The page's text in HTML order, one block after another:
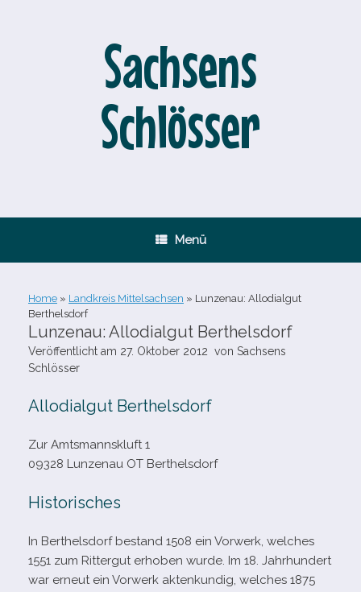
Sachsens
Schlösser
Menü
Home » Landkreis Mittelsachsen » Lunzenau: Allodialgut
Berthelsdorf
Lunzenau: Allodialgut Berthelsdorf
Veröffentlicht am 27. Oktober 2012 von Sachsens
Schlösser
Allodialgut Berthelsdorf
Zur Amtsmannskluft 1
09328 Lunzenau OT Berthelsdorf
Historisches
In Berthelsdorf bestand 1508 ein Vorwerk, wel­ches
1551 zum Rittergut erho­ben wurde. Im 18. Jahrhundert
war erneut ein Vorwerk akten­kun­dig, wel­ches 1875